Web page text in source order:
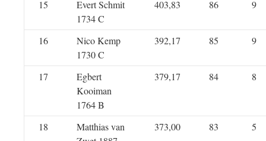
15
Evert Schmit
1734 C
403,83 86 9
16
Nico Kemp
1730 C
392,17 85 9
17
Egbert
Kooiman
1764 B
379,17 84 8
18
Matthias van
373,00 83 5